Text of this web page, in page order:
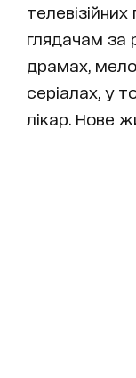
глядачам за
драмах,
серіалах, у
лікар. Нове